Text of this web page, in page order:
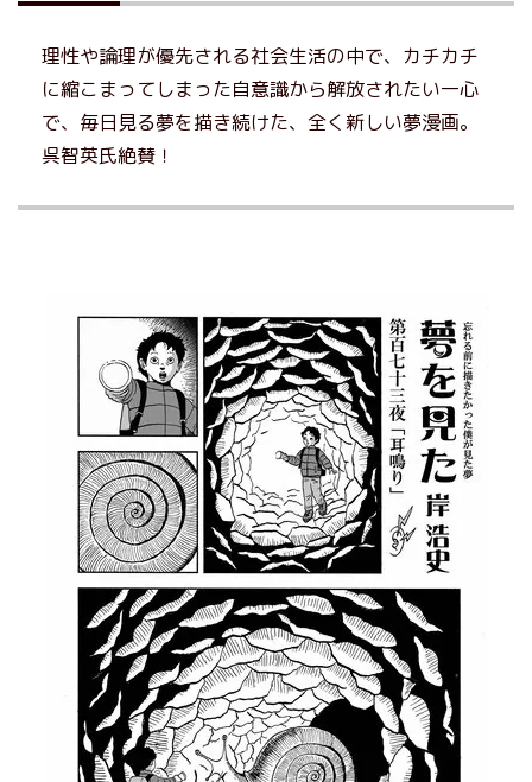
理性や論理が優先される社会生活の中で、カチカチ
に縮こまってしまった自意識から解放されたい一心
で、毎日見る夢を描き続けた、全く新しい夢漫画。
呉智英氏絶賛！